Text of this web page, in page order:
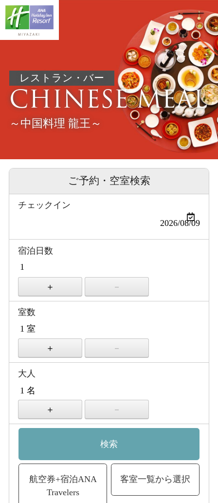
レストラン・バー
CHINESE MEAL
～中国料理 龍王～
ご予約・空室検索
チェックイン
宿泊日数
室数
大人
検索
航空券+宿泊ANA
Travelers
客室一覧から選択